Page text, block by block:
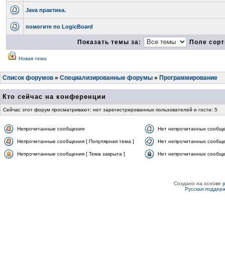
Java практика.
помогите по LogicBoard
Показать темы за: Поле
Новая тема
Список форумов » Специализированные форумы » Программирование
Кто сейчас на конференции
Сейчас этот форум просматривают: нет зарегистрированных пользователей и гости: 5
Непрочитанные сообщения Нет непрочитанных
Непрочитанные сообщения [ Популярная тема ] Нет непрочитанных
Непрочитанные сообщения [ Тема закрыта ] Нет непрочитанных
Создано на основе
Русская